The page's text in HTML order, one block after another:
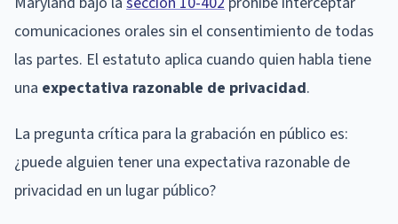
comunicaciones orales sin el consentimiento de todas
las partes. El estatuto aplica cuando quien habla tiene
una expectativa razonable de privacidad.
La pregunta crítica para la grabación en público es:
¿puede alguien tener una expectativa razonable de
privacidad en un lugar público?